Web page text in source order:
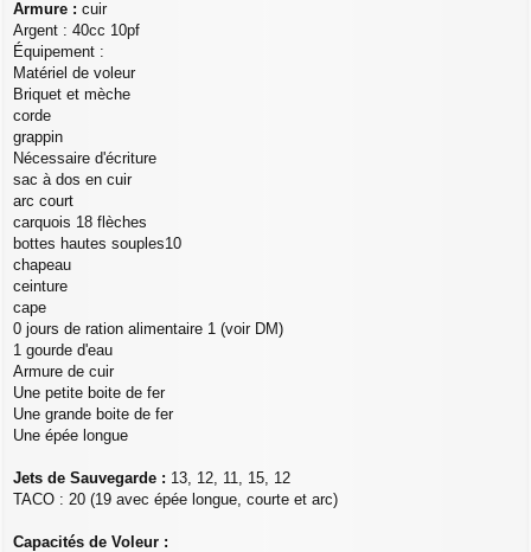
Armure : cuir
Argent : 40cc 10pf
Équipement :
Matériel de voleur
Briquet et mèche
corde
grappin
Nécessaire d'écriture
sac à dos en cuir
arc court
carquois 18 flèches
bottes hautes souples10
chapeau
ceinture
cape
0 jours de ration alimentaire 1 (voir DM)
1 gourde d'eau
Armure de cuir
Une petite boite de fer
Une grande boite de fer
Une épée longue
Jets de Sauvegarde : 13, 12, 11, 15, 12
TACO : 20 (19 avec épée longue, courte et arc)
Capacités de Voleur :